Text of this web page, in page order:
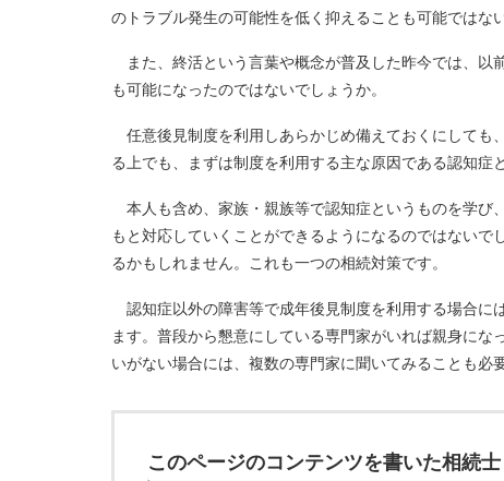
のトラブル発生の可能性を低く抑えることも可能ではな
また、終活という言葉や概念が普及した昨今では、以
も可能になったのではないでしょうか。
任意後見制度を利用しあらかじめ備えておくにしても
る上でも、まずは制度を利用する主な原因である認知症
本人も含め、家族・親族等で認知症というものを学び
もと対応していくことができるようになるのではない
るかもしれません。これも一つの相続対策です。
認知症以外の障害等で成年後見制度を利用する場合に
ます。普段から懇意にしている専門家がいれば親身に
いがない場合には、複数の専門家に聞いてみることも必
このページのコンテンツを書いた相続士